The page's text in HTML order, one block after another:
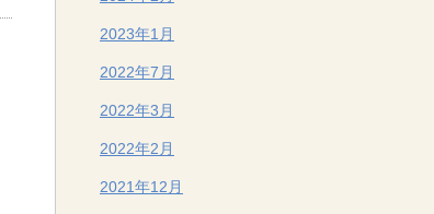
2023年1月
2022年7月
2022年3月
2022年2月
2021年12月